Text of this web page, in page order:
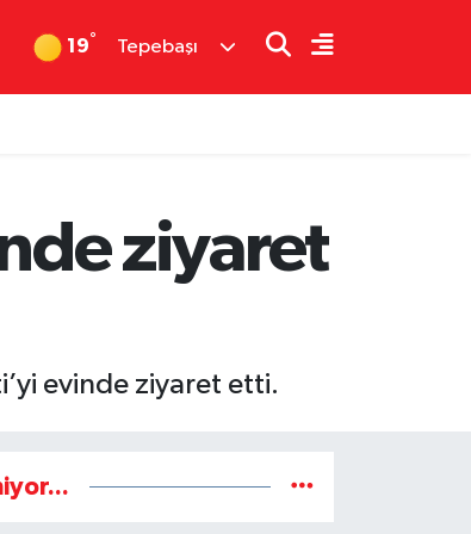
19° Tepebaşı
ziyaret
evinde ziyaret etti.